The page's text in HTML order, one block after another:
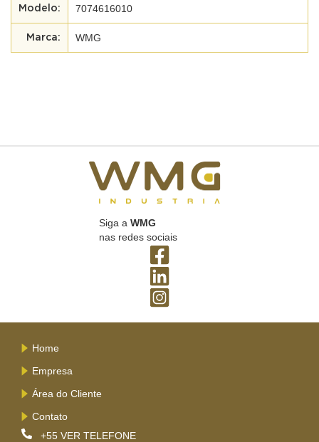
7074616010
WMG
Siga a WMG
nas redes sociais
Home
Empresa
Área do Cliente
Contato
+55 VER TELEFONE